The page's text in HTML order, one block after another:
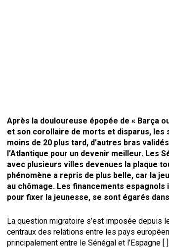
Après la douloureuse épopée de « Barça
et son corollaire de morts et disparus, les
moins de 20 plus tard, d’autres bras
l’Atlantique pour un devenir meilleur. Les
avec plusieurs villes devenues la plaque
phénomène a repris de plus belle, car la
au chômage. Les financements
pour fixer la jeunesse, se sont égarés
La question migratoire s’est imposée depuis
centraux des relations entre les pays
principalement entre le Sénégal et l’Espagne [ ].